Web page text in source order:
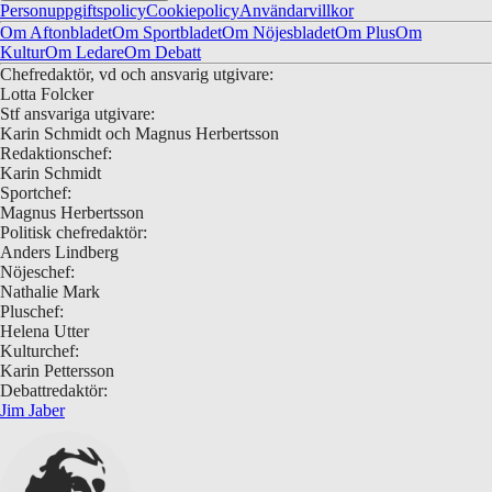
med jobbsökande. Medarbetare vars roller har tagits bort uppmuntras
att söka lediga tjänster inom Microsoft Gaming, där deras ansökningar
kommer att prioriteras.
Tack till alla som har format vår kultur, våra produkter och vårt
community. Vi går vidare med djup uppskattning och respekt för alla
som bidragit till denna resa.”
Källa:The Verge
PersonuppgiftspolicyCookiepolicyAnvändarvillkor
Om AftonbladetOm SportbladetOm NöjesbladetOm PlusOm
KulturOm LedareOm Debatt
Chefredaktör, vd och ansvarig utgivare:
Lotta Folcker
Stf ansvariga utgivare:
Karin Schmidt och Magnus Herbertsson
Redaktionschef:
Karin Schmidt
Sportchef:
Magnus Herbertsson
Politisk chefredaktör:
Anders Lindberg
Nöjeschef:
Nathalie Mark
Pluschef:
Helena Utter
Kulturchef:
Karin Pettersson
Debattredaktör:
Jim Jaber